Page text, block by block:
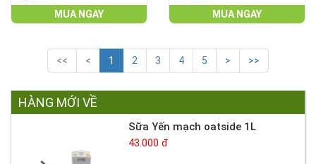
MUA NGAY MUA NGAY
<< < 1 2 3 4 5 > >>
HÀNG MỚI VỀ
Sữa Yến mạch oatside 1L
43.000 đ